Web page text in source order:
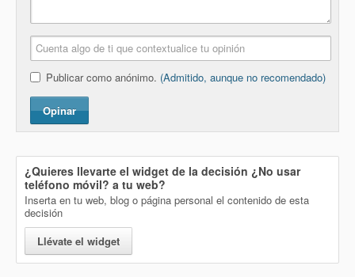
Publicar como anónimo. (Admitido, aunque no recomendado)
Opinar
¿Quieres llevarte el widget de la decisión ¿No usar
teléfono móvil? a tu web?
Inserta en tu web, blog o página personal el contenido de esta
decisión
Llévate el widget